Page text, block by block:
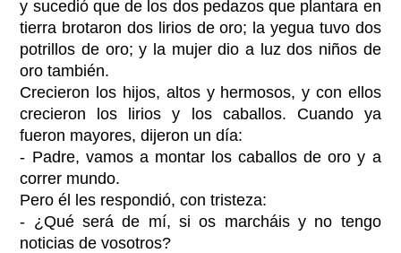
y sucedió que de los dos pedazos que plantara en
tierra brotaron dos lirios de oro; la yegua tuvo dos
potrillos de oro; y la mujer dio a luz dos niños de
oro también.
Crecieron los hijos, altos y hermosos, y con ellos
crecieron los lirios y los caballos. Cuando ya
fueron mayores, dijeron un día:
- Padre, vamos a montar los caballos de oro y a
correr mundo.
Pero él les respondió, con tristeza:
- ¿Qué será de mí, si os marcháis y no tengo
noticias de vosotros?